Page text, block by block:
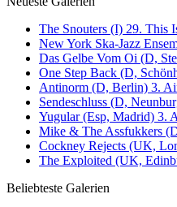
The Snouters (I) 29. This
New York Ska-Jazz
Das Gelbe Vom Oi (D,
One Step Back (D,
Antinorm (D, Berlin) 3.
Sendeschluss (D,
Yugular (Esp, Madrid) 3.
Mike & The Assfukkers
Cockney Rejects (UK,
The Exploited (UK,
Beliebteste Galerien